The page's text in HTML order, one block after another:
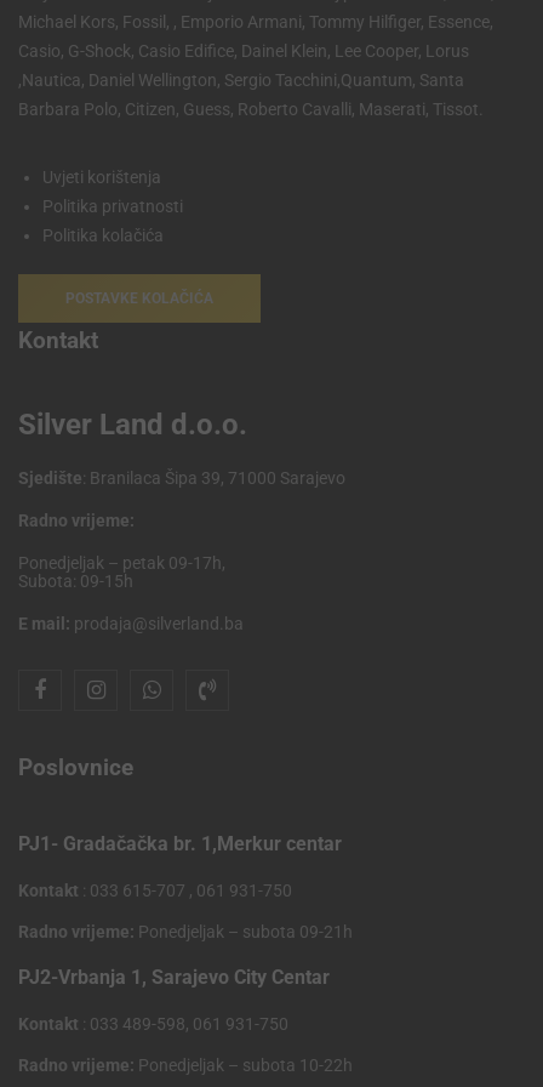
Michael Kors, Fossil, , Emporio Armani, Tommy Hilfiger, Essence,
Casio, G-Shock, Casio Edifice, Dainel Klein, Lee Cooper, Lorus
,Nautica, Daniel Wellington, Sergio Tacchini,Quantum, Santa
Barbara Polo, Citizen, Guess, Roberto Cavalli, Maserati, Tissot.
Uvjeti korištenja
Politika privatnosti
Politika kolačića
POSTAVKE KOLAČIĆA
Kontakt
Silver Land d.o.o.
Sjedište: Branilaca Šipa 39, 71000 Sarajevo
Radno vrijeme:
Ponedjeljak – petak 09-17h,
Subota: 09-15h
E mail: prodaja@silverland.ba
Poslovnice
PJ1- Gradačačka br. 1,Merkur centar
Kontakt : 033 615-707 , 061 931-750
Radno vrijeme: Ponedjeljak – subota 09-21h
PJ2-Vrbanja 1, Sarajevo City Centar
Kontakt : 033 489-598, 061 931-750
Radno vrijeme: Ponedjeljak – subota 10-22h